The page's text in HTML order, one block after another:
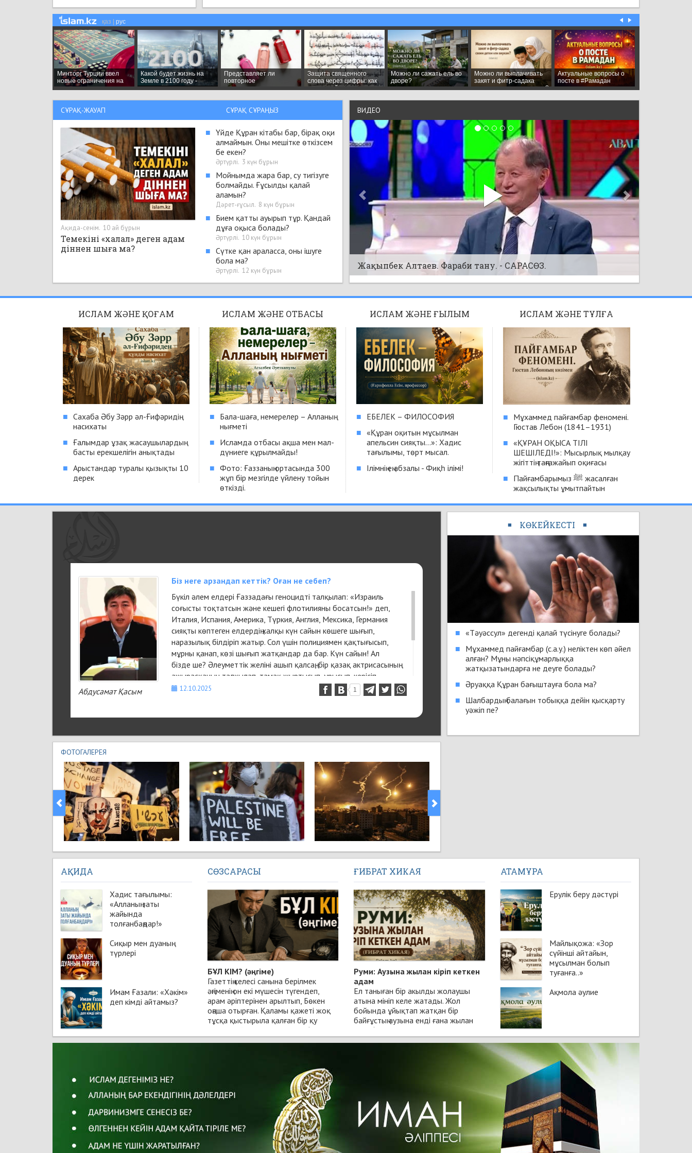
аймақтарын біріктіретін
жобаны қолға алады
2 күн бұрын
Парацетамолдың психикаға
қауіпті әсері анықталды
2 күн бұрын
өзінен он есе ауыр жүкпен
секіре алады (видео)
2 күн бұрын
Түркі елдеріне енді жеке
куәлікпен саяхаттау мүмкін
болмақ
2 күн бұрын
СҰРАҚ-ЖАУАП CҰРАҚ СҰРАҢЫЗ
Ақида-сенім. 10 ай бұрын
Темекіні «халал» деген адам
діннен шыға ма?
■
Үйде Құран кітабы бар, бірақ оқи
алмаймын. Оны мешітке өткізсем
бе екен?
Әртүрлі. 3 күн бұрын
■ Мойнымда жара бар, су тигізуге
болмайды. Ғұсылды қалай
аламын?
Дәрет-ғұсыл. 8 күн бұрын
■ Бием қатты ауырып тұр. Қандай
дұға оқыса болады?
Әртүрлі. 10 күн бұрын
■ Сүтке қан араласса, оны ішуге
бола ма?
Әртүрлі. 12 күн бұрын
ВИДЕО
Шуфға ақысын жоятын жағдайлар" (соңғы бөлім) - Фиқһ ән-
Нуқоя, 240 дәріс.
ИСЛАМ ЖӘНЕ ҚОҒАМ
■ Сахаба Әбу Зәрр әл-Ғифәридің
насихаты
■ Ғалымдар ұзақ жасаушылардың
басты ерекшелігін анықтады
■ Арыстандар туралы қызықты 10
дерек
ИСЛАМ ЖӘНЕ ОТБАСЫ
■ Бала-шаға, немерелер – Алланың
нығметі
■ Исламда отбасы ақша мен мал-
дүниеге құрылмайды!
■ Фото: Ғаззаның ортасында 300
жұп бір мезгілде үйлену тойын
өткізді.
ИСЛАМ ЖӘНЕ ҒЫЛЫМ
■ ЕБЕЛЕК – ФИЛОСОФИЯ
■ «Құран оқитын мұсылман
апельсин сияқты...»: Хадис
тағылымы, төрт мысал.
■ Ілімнің ең абзалы - Фиқһ ілімі!
ИСЛАМ ЖӘНЕ ТҰЛҒА
■ Мұхаммед пайғамбар феномені.
Гюстав Лебон (1841–1931)
■ «ҚҰРАН ОҚЫСА ТІЛІ
ШЕШІЛЕДІ!»: Мысырлық мылқау
жігіттің таңғажайып оқиғасы
■ Пайғамбарымыз ﷺ жасалған
жақсылықты ұмытпайтын
Абдусамат Қасым
Біз неге арзандап кеттік? Оған не себеп?
Бүкіл әлем елдері Ғаззадағы геноцидті талқылап: «Израиль
соғысты тоқтатсын және кешегі флотилияны босатсын!» деп,
Италия, Испания, Америка, Түркия, Англия, Мексика, Германия
сияқты көптеген елдердің халқы күн сайын көшеге шығып,
наразылық білдіріп жатыр. Сол үшін полициямен қақтығысып,
мұрны қанап, көзі шығып жатқандар да бар. Күн сайын! Ал
бізде ше? Әлеуметтік желіні ашып қалсаң, бір қазақ актрисасының
ажырасқанын талқылап, тамақ жыртысып, ұрысып, керісіп
жатқан жастарды көресің. Қыз-келіншектер жағы күйеуін жер
нәрселерді...[Толығырақ...]
12.10.2025 1
ФОТОГАЛЕРЕЯ
■ КӨКЕЙКЕСТІ ■
■ «Тәуәссул» дегенді қалай түсінуге болады?
■ Мұхаммед пайғамбар (с.а.у.) неліктен көп әйел
алған? Мұны нәпсіқұмарлыққа
жатқызатындарға не деуге болады?
■ Әруаққа Құран бағыштауға бола ма?
■ Шалбардың балағын тобыққа дейін қысқарту
уәжіп пе?
АҚИДА
Хадис тағылымы:
«Алланың заты
жайында
толғанбаңдар!»
Сиқыр мен дуаның
түрлері
Имам Ғазали: «Хәкім»
деп кімді айтамыз?
СӨЗСАРАСЫ
БҰЛ КІМ? (әңгіме)
Газеттің келесі санына берілмек
әңгіменің он екі мүшесін түгендеп,
арам әріптерінен арылтып, Бөкен
оңаша отырған. Қаламы қажеті жоқ
тұсқа қыстырыла қалған бір қу
есігі айқара ашылды да, төртпақ
— Та-а-ақ, — деді ол Бөкенге
бажырая қарап. Төңкерілген түбектей
мұрнының етегі делдиіп тұр.
— Бұл редакция ма?
— «Коммунизм туы» ма?
ҒИБРАТ ХИКАЯ
Руми: Аузына жылан кіріп кеткен
адам
Ел таныған бір акылды жолаушы
атына мініп келе жатады. Жол
бойында ұйықтап жатқан бір
байғұстың аузына енді ғана жылан
атты кісі әлгі бейшараны құтқарып
шошып оянған сорлы жақын маңдағы
ағаштың түбіне қарай қаша жөнеледі.
Ал ағаш түбінде шіріп түскен
алмалар толып жатыр екен. Атты
кісі оған: — Ей, байғұс, мыналарды
АТАМҰРА
Ерулік беру дәстүрі
Майлықожа: «Зор
сүйінші айтайын,
мұсылман болып
туғанға..»
Ақмола әулие